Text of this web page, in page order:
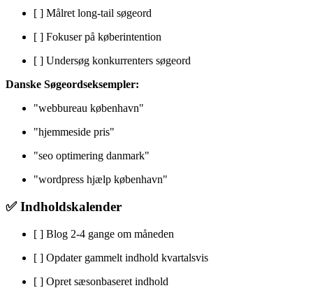
[ ] Målret long-tail søgeord
[ ] Fokuser på køberintention
[ ] Undersøg konkurrenters søgeord
Danske Søgeordseksempler:
"webbureau københavn"
"hjemmeside pris"
"seo optimering danmark"
"wordpress hjælp københavn"
✅ Indholdskalender
[ ] Blog 2-4 gange om måneden
[ ] Opdater gammelt indhold kvartalsvis
[ ] Opret sæsonbaseret indhold